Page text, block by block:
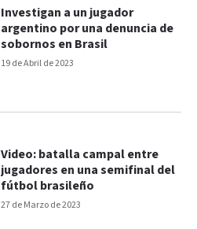
19 de Abril de 2023
Investigan a un jugador
argentino por una denuncia de
sobornos en Brasil
27 de Marzo de 2023
Video: batalla campal entre
jugadores en una semifinal del
fútbol brasileño